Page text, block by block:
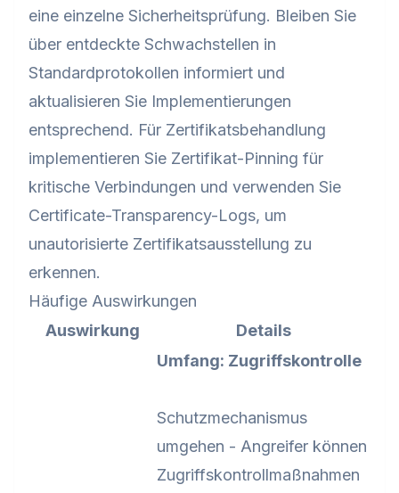
eine einzelne Sicherheitsprüfung. Bleiben Sie
über entdeckte Schwachstellen in
Standardprotokollen informiert und
aktualisieren Sie Implementierungen
entsprechend. Für Zertifikatsbehandlung
implementieren Sie Zertifikat-Pinning für
kritische Verbindungen und verwenden Sie
Certificate-Transparency-Logs, um
unautorisierte Zertifikatsausstellung zu
erkennen.
Häufige Auswirkungen
Auswirkung
Details
Umfang: Zugriffskontrolle
Schutzmechanismus
umgehen - Angreifer können
Zugriffskontrollmaßnahmen